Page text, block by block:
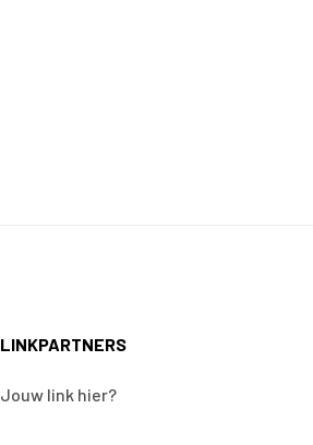
LINKPARTNERS
Jouw link hier?